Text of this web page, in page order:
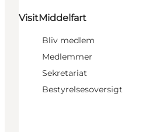
VisitMiddelfart
Bliv medlem
Medlemmer
Sekretariat
Bestyrelsesoversigt